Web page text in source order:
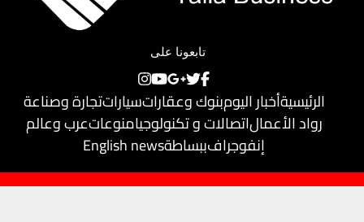
تابعونا على
الرئيسيةأخبار اليومبنوك وعقاراتسياراتتجارة وصناعة
رواد الأعمالاتصالات و تكنولوجيامنوعاتعرب وعالم
إنفوجرافببساطةEnglish news
حقوق النشر محفوظة لـيلا بيزنس© 2018